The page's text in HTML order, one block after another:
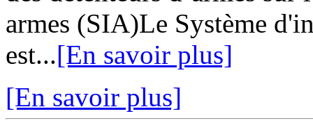
armes (SIA)Le Système
est...[En savoir plus]
[En savoir plus]